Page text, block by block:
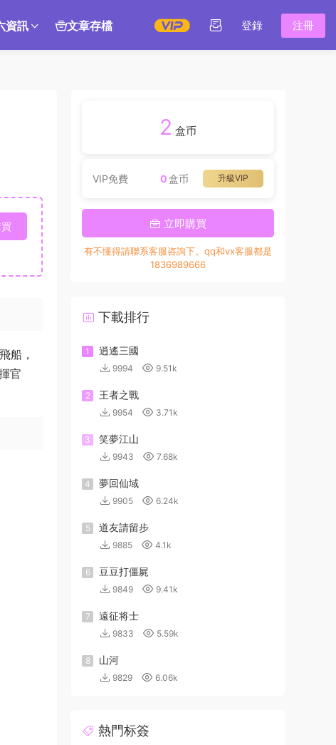
資訊 文章存檔 登錄 注冊
船，
官
2 盒币
VIP免費 升級VIP
0盒币
立即購買
有不懂得請聯系客服咨詢下。qq和vx客服都是
1836989666
下載排行
1 逍遙三國
9994 9.51k
2 王者之戰
9954 3.71k
3 笑夢江山
9943 7.68k
4 夢回仙域
9905 6.24k
5 道友請留步
9885 4.1k
6 豆豆打僵屍
9849 9.41k
7 遠征将士
9833 5.59k
8 山河
9829 6.06k
熱門标簽